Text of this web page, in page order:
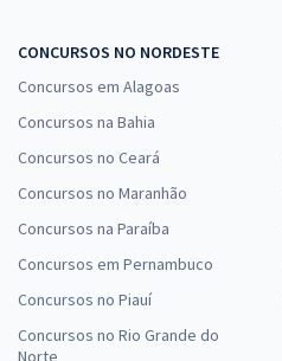
CONCURSOS NO NORDESTE
Concursos em Alagoas
Concursos na Bahia
Concursos no Ceará
Concursos no Maranhão
Concursos na Paraíba
Concursos em Pernambuco
Concursos no Piauí
Concursos no Rio Grande do
Norte